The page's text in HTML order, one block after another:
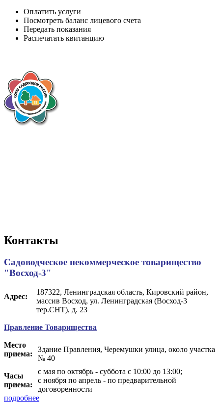
Оплатить услуги
Посмотреть баланс лицевого счета
Передать показания
Распечатать квитанцию
Контакты
Садоводческое некоммерческое товарищество
"Восход-3"
Адрес:
187322, Ленинградская область, Кировский район,
массив Восход, ул. Ленинградская (Восход-3
тер.СНТ), д. 23
Правление Товарищества
Место
приема:
Здание Правления, Черемушки улица, около участка
№ 40
Часы
приема:
с мая по октябрь - суббота с 10:00 до 13:00;
с ноября по апрель - по предварительной
договоренности
подробнее